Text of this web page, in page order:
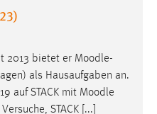
2013 bietet er Moodle-
als Hausaufgaben an.
auf STACK mit Moodle
STACK [...]